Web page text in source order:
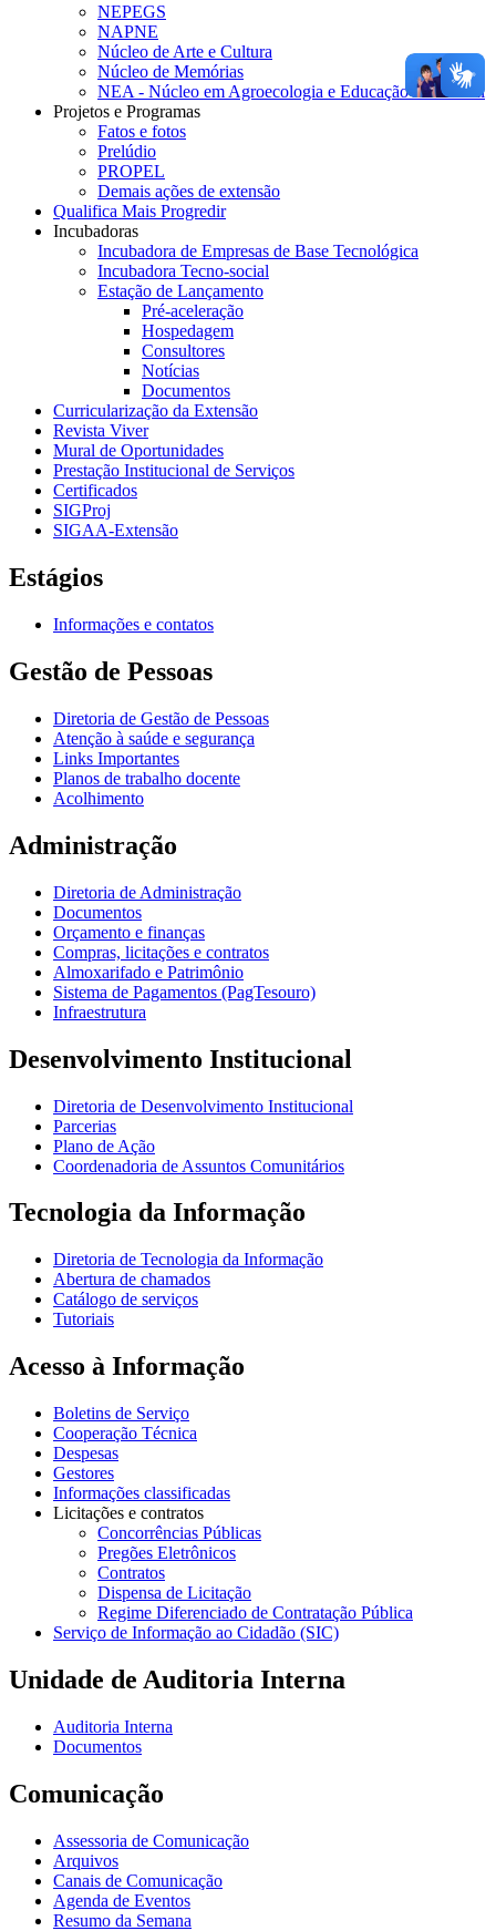
NEPEGS
NAPNE
Núcleo de Arte e Cultura
Núcleo de Memórias
NEA - Núcleo em Agroecologia e Educação Ambiental
Projetos e Programas
Fatos e fotos
Prelúdio
PROPEL
Demais ações de extensão
Qualifica Mais Progredir
Incubadoras
Incubadora de Empresas de Base Tecnológica
Incubadora Tecno-social
Estação de Lançamento
Pré-aceleração
Hospedagem
Consultores
Notícias
Documentos
Curricularização da Extensão
Revista Viver
Mural de Oportunidades
Prestação Institucional de Serviços
Certificados
SIGProj
SIGAA-Extensão
Estágios
Informações e contatos
Gestão de Pessoas
Diretoria de Gestão de Pessoas
Atenção à saúde e segurança
Links Importantes
Planos de trabalho docente
Acolhimento
Administração
Diretoria de Administração
Documentos
Orçamento e finanças
Compras, licitações e contratos
Almoxarifado e Patrimônio
Sistema de Pagamentos (PagTesouro)
Infraestrutura
Desenvolvimento Institucional
Diretoria de Desenvolvimento Institucional
Parcerias
Plano de Ação
Coordenadoria de Assuntos Comunitários
Tecnologia da Informação
Diretoria de Tecnologia da Informação
Abertura de chamados
Catálogo de serviços
Tutoriais
Acesso à Informação
Boletins de Serviço
Cooperação Técnica
Despesas
Gestores
Informações classificadas
Licitações e contratos
Concorrências Públicas
Pregões Eletrônicos
Contratos
Dispensa de Licitação
Regime Diferenciado de Contratação Pública
Serviço de Informação ao Cidadão (SIC)
Unidade de Auditoria Interna
Auditoria Interna
Documentos
Comunicação
Assessoria de Comunicação
Arquivos
Canais de Comunicação
Agenda de Eventos
Resumo da Semana